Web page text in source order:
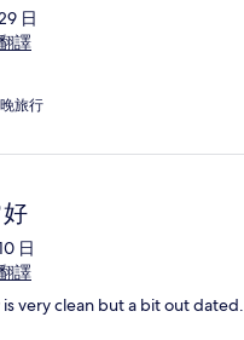
日
譯
旅行
日
譯
very clean but a bit out